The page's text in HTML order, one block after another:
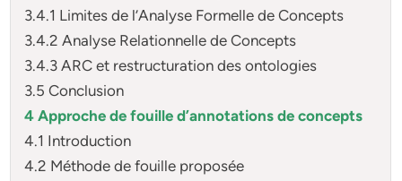
3.4.1 Limites de l’Analyse Formelle de Concepts
3.4.2 Analyse Relationnelle de Concepts
3.4.3 ARC et restructuration des ontologies
3.5 Conclusion
4 Approche de fouille d’annotations de concepts
4.1 Introduction
4.2 Méthode de fouille proposée